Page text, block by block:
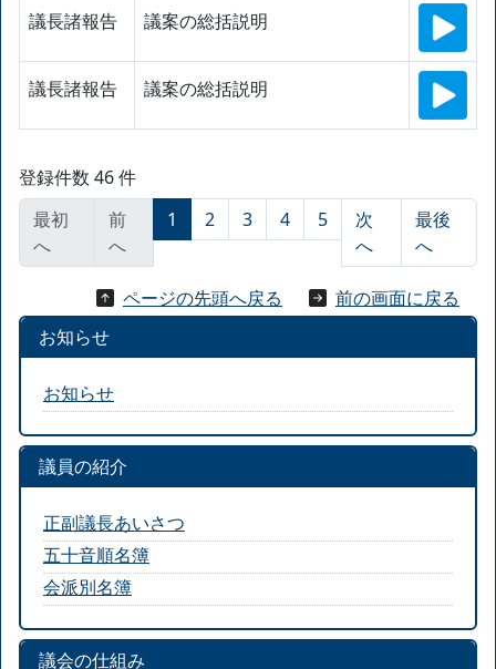
議長諸報告 議案の総括説明
議長諸報告 議案の総括説明
登録件数 46 件
最初
へ
前
へ
1 2 3 4 5
次
へ
最後
へ
ページの先頭へ戻る
前の画面に戻る
お知らせ
お知らせ
議員の紹介
正副議長あいさつ
五十音順名簿
会派別名簿
議会の仕組み